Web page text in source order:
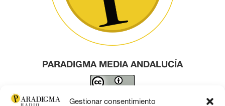
Gestionar consentimiento
PARADIGMA MEDIA ANDALUCÍA
Este obra está bajo una licencia de Creative Commons